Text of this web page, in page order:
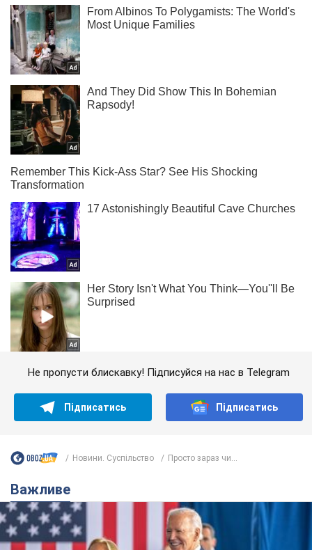
Не пропусти блискавку! Підписуйся на нас в Telegram
Підписатись Підписатись
Новини. Суспільство Просто зараз чи...
Важливе